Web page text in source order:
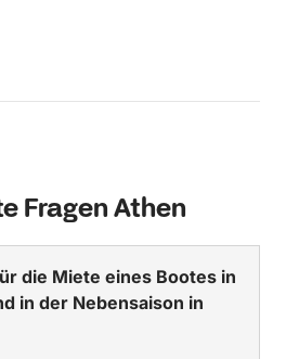
Fragen Athen
die Miete eines Bootes in
in der Nebensaison in